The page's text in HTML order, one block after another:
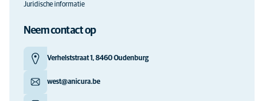
Juridische informatie
Neem contact op
Verhelststraat 1, 8460 Oudenburg
west@anicura.be